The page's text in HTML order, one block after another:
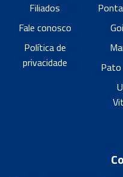
Filiados
Fale conosco
Política de
privacidade